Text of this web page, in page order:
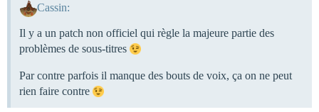
Cassin:
Il y a un patch non officiel qui règle la majeure partie des
problèmes de sous-titres
Par contre parfois il manque des bouts de voix, ça on ne peut
rien faire contre